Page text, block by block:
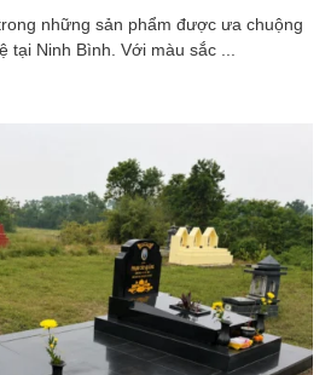
những sản phẩm được ưa chuộng
tại Ninh Bình. Với màu sắc ...